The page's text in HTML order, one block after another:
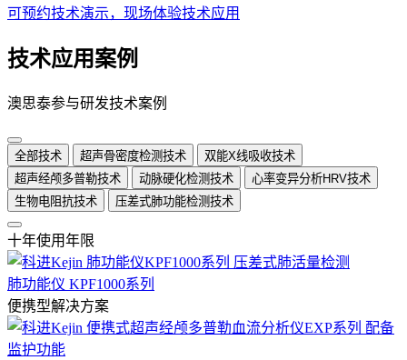
可预约技术演示，现场体验技术应用
技术应用案例
澳思泰参与研发技术案例
全部技术 超声骨密度检测技术
双能X线吸收技术
超声经颅多普勒技术
动脉硬化检测技术
心率变异分析HRV技术
生物电阻抗技术
压差式肺功能检测技术
十年使用年限
肺功能仪 KPF1000系列
便携型解决方案